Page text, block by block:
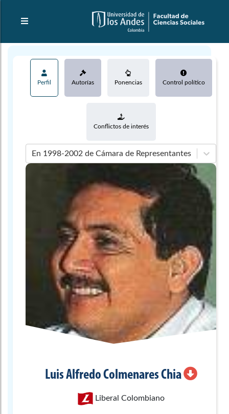
Perfil Autorías Ponencias Control político
Conflictos de interés
En 1998-2002 de Cámara de Representantes
Luis AlfredoColmenares Chia
Liberal Colombiano